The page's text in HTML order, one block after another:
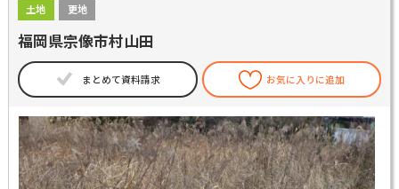
土地 更地
福岡県宗像市村山田
まとめて資料請求 お気に入りに追加